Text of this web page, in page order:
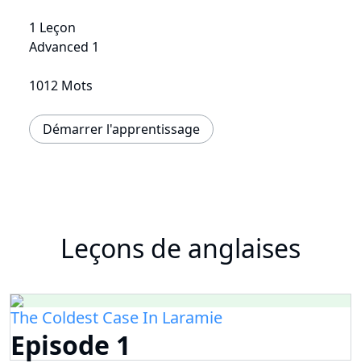
1 Leçon
Advanced 1
1012 Mots
Démarrer l'apprentissage
Leçons de anglaises
The Coldest Case In Laramie
Episode 1